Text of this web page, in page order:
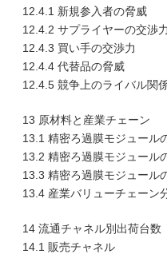
12.4.1 新規参入者の脅威
12.4.2 サプライヤーの交渉力
12.4.3 買い手の交渉力
12.4.4 代替品の脅威
12.4.5 競争上のライバル関
13 原材料と産業チェーン
13.1 精密ろ過膜モジュール
13.2 精密ろ過膜モジュール
13.3 精密ろ過膜モジュール
13.4 産業バリューチェーン
14 流通チャネル別出荷台数
14.1 販売チャネル